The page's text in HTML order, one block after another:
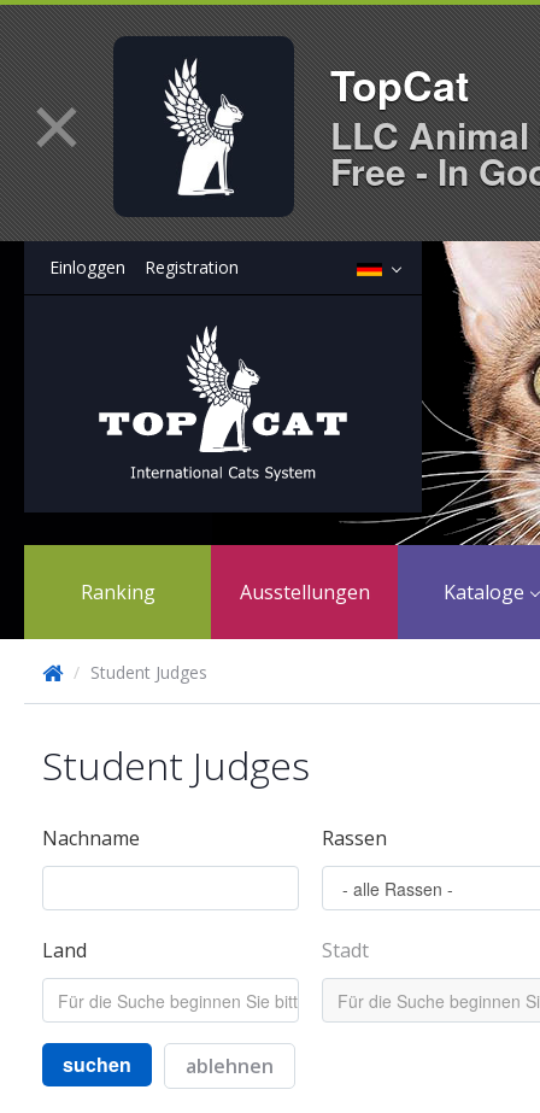
Einloggen Registration
Ranking Ausstellungen Kataloge
/ Student Judges
Student Judges
Nachname Rassen
Land Stadt
suchen ablehnen
× TopCat
LLC
Free - In